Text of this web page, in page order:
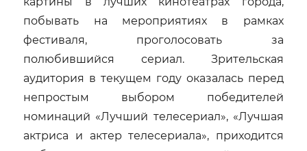
побывать на мероприятиях в рамках
фестиваля, проголосовать за
полюбившийся сериал. Зрительская
аудитория в текущем году оказалась перед
непростым выбором победителей
номинаций «Лучший телесериал», «Лучшая
актриса и актер телесериала», приходится